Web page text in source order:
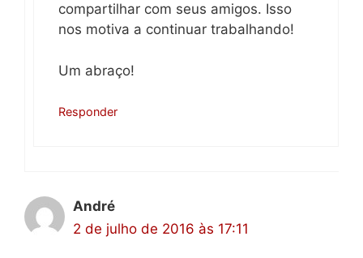
compartilhar com seus amigos. Isso
nos motiva a continuar trabalhando!
Um abraço!
Responder
André
2 de julho de 2016 às 17:11